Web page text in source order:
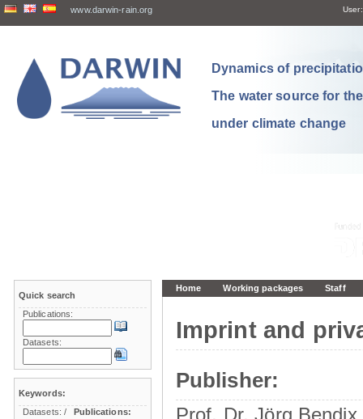
www.darwin-rain.org User:
Dynamics of
The water source for
under climate change
Home Working packages Staff
Imprint and
Publisher:
Quick search
Publications:
Datasets:
Keywords:
Datasets:/
Publications: